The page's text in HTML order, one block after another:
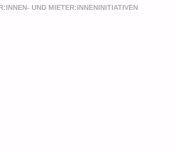
UND MIETER:INNENINITIATIVEN